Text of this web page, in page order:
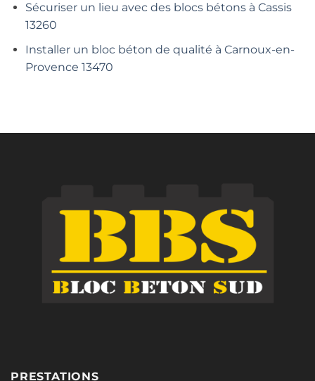
Sécuriser un lieu avec des blocs bétons à Cassis
13260
Installer un bloc béton de qualité à Carnoux-en-
Provence 13470
PRESTATIONS